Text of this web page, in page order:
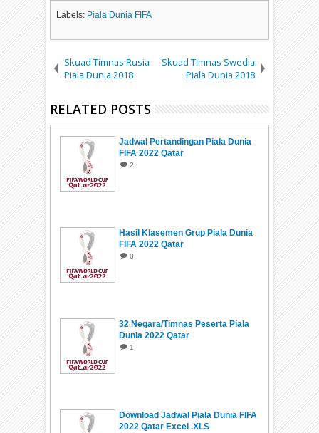
Labels: Piala Dunia FIFA
Skuad Timnas Rusia
Piala Dunia 2018
Skuad Timnas Swedia
Piala Dunia 2018
RELATED POSTS
Jadwal Pertandingan Piala Dunia
FIFA 2022 Qatar
2
Hasil Klasemen Grup Piala Dunia
FIFA 2022 Qatar
0
32 Negara/Timnas Peserta Piala
Dunia 2022 Qatar
1
Download Jadwal Piala Dunia FIFA
2022 Qatar Excel .XLS